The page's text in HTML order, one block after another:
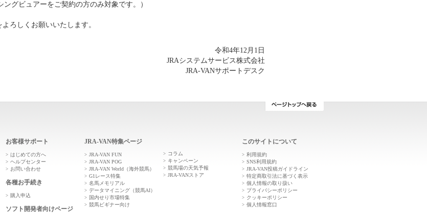
ングビュアーをご契約の方のみ対象です。）
ろしくお願いいたします。
令和4年12月1日
JRAシステムサービス株式会社
JRA-VANサポートデスク
お客様サポート
はじめての方へ
ヘルプセンター
お問い合わせ
各種お手続き
購入申込
ソフト開発者向けページ
JRA-VAN特集ページ
JRA-VAN FUN
JRA-VAN POG
JRA-VAN World（海外競馬）
G1レース特集
名馬メモリアル
データマイニング（競馬AI）
国内せり市場特集
競馬ビギナー向け
コラム
キャンペーン
競馬場の天気予報
JRA-VANストア
このサイトについて
利用規約
SNS利用規約
JRA-VAN投稿ガイドライン
特定商取引法に基づく表示
個人情報の取り扱い
プライバシーポリシー
クッキーポリシー
個人情報窓口